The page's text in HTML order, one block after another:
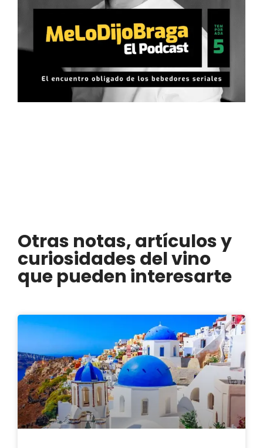
Otras notas, artículos y
curiosidades del vino
que pueden interesarte